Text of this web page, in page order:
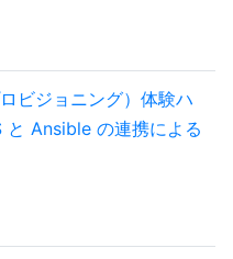
ビジョニング）体験ハ
Ansible の連携による